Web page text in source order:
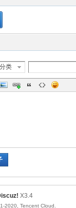
类
X3.4
2020, Tencent Cloud.